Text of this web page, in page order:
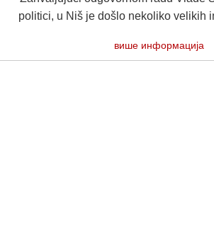
politici, u Niš je došlo nekoliko velikih
више информација